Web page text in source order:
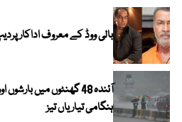
بالی ووڈ کے معروف اداکار
آئندہ 48 گھنٹوں میں
ہنگامی تیاریاں تیز